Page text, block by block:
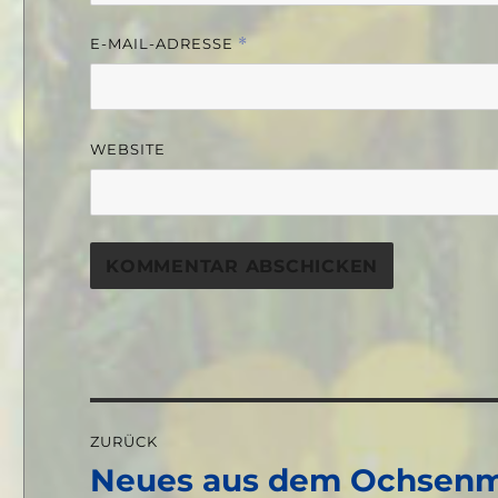
E-MAIL-ADRESSE *
WEBSITE
ZURÜCK
Vorheriger
Neues aus dem